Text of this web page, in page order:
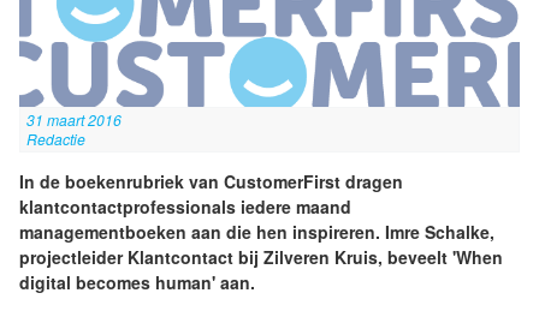
31 maart 2016
Redactie
In de boekenrubriek van CustomerFirst dragen
klantcontactprofessionals iedere maand
managementboeken aan die hen inspireren. Imre Schalke,
projectleider Klantcontact bij Zilveren Kruis, beveelt 'When
digital becomes human' aan.